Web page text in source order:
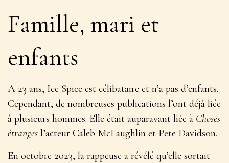
Famille, mari et
enfants
A 23 ans, Ice Spice est célibataire et n’a pas d’enfants.
Cependant, de nombreuses publications l’ont déjà liée
à plusieurs hommes. Elle était auparavant liée à Choses
étranges l’acteur Caleb McLaughlin et Pete Davidson.
En octobre 2023, la rappeuse a révélé qu’elle sortait